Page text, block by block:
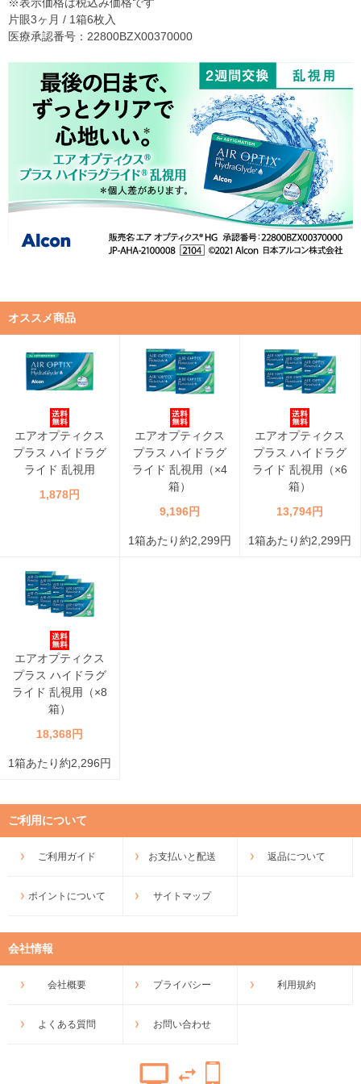
片眼3ヶ月 / 1箱6枚入
医療承認番号：22800BZX00370000
オススメ商品
エアオプティクス
プラス ハイドラグ
ライド 乱視用
1,878円
エアオプティクス
プラス ハイドラグ
ライド 乱視用（×4
箱）
9,196円
1箱あたり約2,299円
エアオプティクス
プラス ハイドラグ
ライド 乱視用（×6
箱）
13,794円
1箱あたり約2,299円
エアオプティクス
プラス ハイドラグ
ライド 乱視用（×8
箱）
18,368円
1箱あたり約2,296円
ご利用について
ご利用ガイド お支払いと配送 返品について
ポイントについて サイトマップ
会社情報
会社概要 プライバシー 利用規約
よくある質問 お問い合わせ